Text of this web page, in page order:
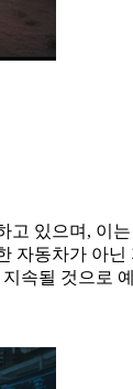
있으며, 이
자동차가 아
속될 것으로